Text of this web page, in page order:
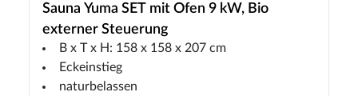
Sauna Yuma SET mit Ofen 9 kW, Bio
externer Steuerung
B x T x H: 158 x 158 x 207 cm
Eckeinstieg
naturbelassen